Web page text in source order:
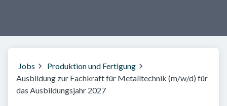
Jobs
Produktion und Fertigung
Ausbildung zur Fachkraft für Metalltechnik (m/w/d) für
das Ausbildungsjahr 2027